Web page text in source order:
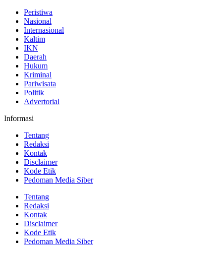
Peristiwa
Nasional
Internasional
Kaltim
IKN
Daerah
Hukum
Kriminal
Pariwisata
Politik
Advertorial
Informasi
Tentang
Redaksi
Kontak
Disclaimer
Kode Etik
Pedoman Media Siber
Tentang
Redaksi
Kontak
Disclaimer
Kode Etik
Pedoman Media Siber